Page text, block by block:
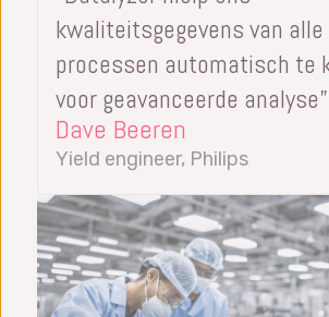
kwaliteitsgegevens van alle
processen automatisch te
voor geavanceerde analyse”
Dave Beeren
Yield engineer, Philips